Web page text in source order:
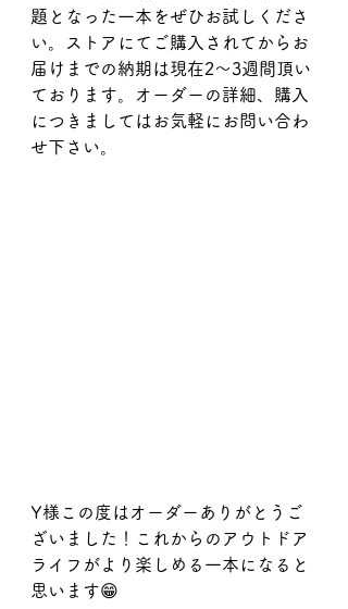
題となった一本をぜひお試しくださ
い。ストアにてご購入されてからお
届けまでの納期は現在2〜3週間頂い
ております。オーダーの詳細、購入
につきましてはお気軽にお問い合わ
せ下さい。
Y様この度はオーダーありがとうご
ざいました！これからのアウトドア
ライフがより楽しめる一本になると
思います😁